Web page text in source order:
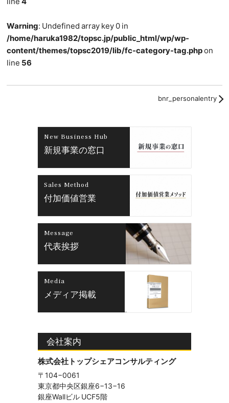
Warning: Undefined array key 0 in
/home/haruka1982/topsc.jp/public_html/wp/wp-
content/themes/topsc2019/lib/fc-category-tag.phpon
line 56
bnr_personalentry
New Business Hub
新規事業の窓口
Sales Method
付加価値営業
Message
代表挨拶
Media
メディア掲載
会社案内
株式会社トップシェアコンサルティング
〒104−0061
東京都中央区銀座6−13−16
銀座Wallビル UCF5階